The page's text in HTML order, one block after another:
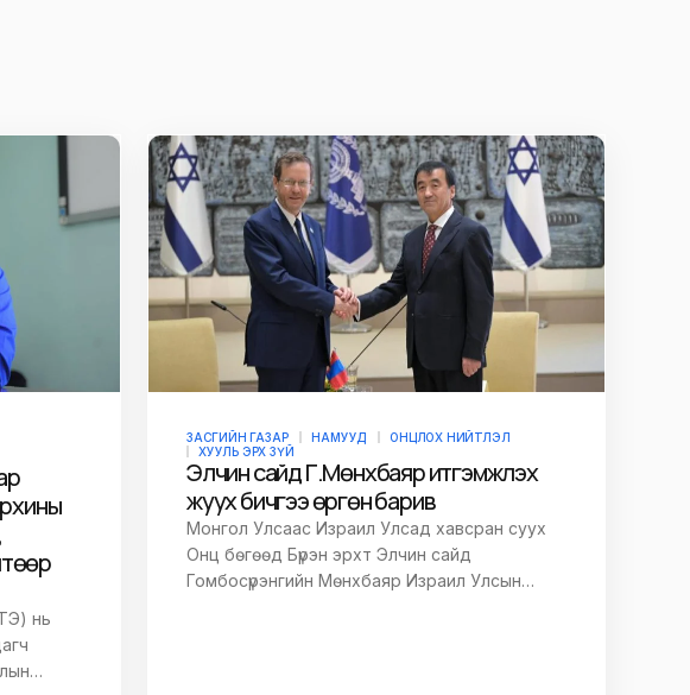
нь
ЗАСГИЙН ГАЗАР НАМУУД
ОНЦЛОХ НИЙТЛЭЛ
ХУУЛЬ ЭРХ ЗҮЙ
Элчин сайд Г.Мөнхбаяр итгэмжлэх
жуух бичгээ өргөн барив
Монгол Улсаас Израил Улсад хавсран суух
Онц бөгөөд Бүрэн эрхт Элчин сайд
Гомбосүрэнгийн Мөнхбаяр Израил Улсын…